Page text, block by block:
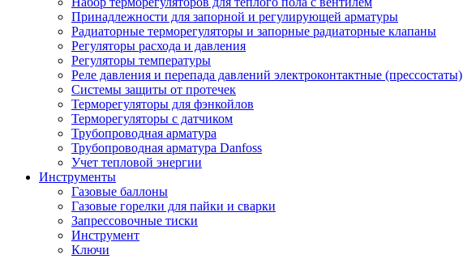
Принадлежности для запорной и регулирующей арматуры
Радиаторные терморегуляторы и запорные радиаторные клапаны
Регуляторы расхода и давления
Регуляторы температуры
Реле давления и перепада давлений электроконтактные (прессостаты)
Системы защиты от протечек
Терморегуляторы для фэнкойлов
Терморегуляторы с датчиком
Трубопроводная арматура
Трубопроводная арматура Danfoss
Учет тепловой энергии
Инструменты
Газовые баллоны
Газовые горелки для пайки и сварки
Запрессовочные тиски
Инструмент
Ключи